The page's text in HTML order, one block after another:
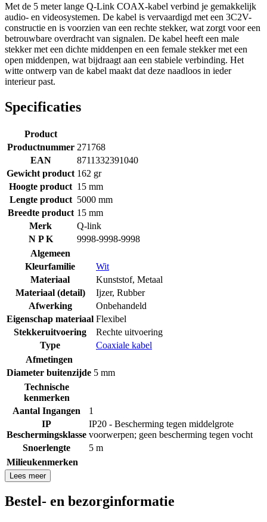
Met de 5 meter lange Q-Link COAX-kabel verbind je gemakkelijk
audio- en videosystemen. De kabel is vervaardigd met een 3C2V-
constructie en is voorzien van een rechte stekker, wat zorgt voor een
betrouwbare overdracht van signalen. De kabel heeft een male
stekker met een dichte middenpen en een female stekker met een
open middenpen, wat bijdraagt aan een stabiele verbinding. Het
witte ontwerp van de kabel maakt dat deze naadloos in ieder
interieur past.
Specificaties
Product
Productnummer 271768
EAN
8711332391040
Gewicht product 162 gr
Hoogte product 15 mm
Lengte product 5000 mm
Breedte product 15 mm
Merk
Q-link
N P K
9998-9998-9998
Algemeen
Kleurfamilie
Wit
Materiaal
Kunststof, Metaal
Materiaal (detail)
Ijzer, Rubber
Afwerking
Onbehandeld
Eigenschap materiaal Flexibel
Stekkeruitvoering
Rechte uitvoering
Type
Coaxiale kabel
Afmetingen
Diameter buitenzijde 5 mm
Technische
kenmerken
Aantal Ingangen
1
IP
Beschermingsklasse
IP20 - Bescherming tegen middelgrote
voorwerpen; geen bescherming tegen vocht
Snoerlengte
5 m
Milieukenmerken
Lees meer
Bestel- en bezorginformatie